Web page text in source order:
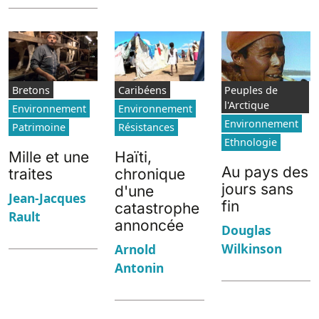
Bretons
Environnement
Patrimoine
Mille et une
traites
Jean-Jacques
Rault
Caribéens
Environnement
Résistances
Haïti,
chronique
d'une
catastrophe
annoncée
Arnold
Antonin
Peuples de
l'Arctique
Environnement
Ethnologie
Au pays des
jours sans
fin
Douglas
Wilkinson